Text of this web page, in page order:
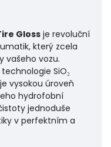
Gloss je revoluční
který zcela
vašeho vozu.
SiO₂
vysokou úroveň
hydrofobní
jednoduše
v perfektním a